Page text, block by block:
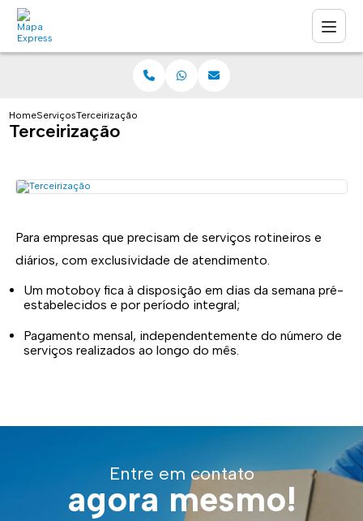
HomeServiçosTerceirização
Terceirização
Para empresas que precisam de serviços rotineiros e
diários, com exclusividade de atendimento.
Um motoboy fica à disposição em dias da semana pré-
estabelecidos e por período integral;
Pagamento mensal, independentemente do número de
serviços realizados ao longo do mês.
Entre em contato
agora mesmo!